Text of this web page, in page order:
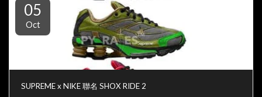
05
Oct
SUPREME x NIKE 聯名 SHOX RIDE 2